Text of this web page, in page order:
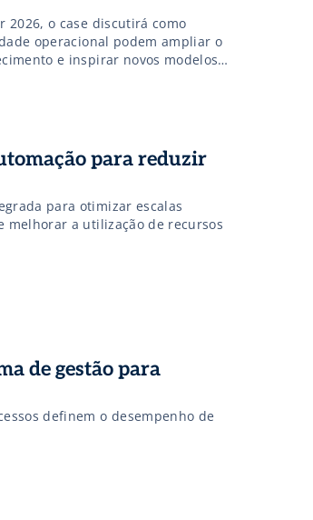
o case discutirá como
operacional podem ampliar o
e inspirar novos modelos
para reduzir
para otimizar escalas
melhorar a utilização de recursos
de gestão para
definem o desempenho de